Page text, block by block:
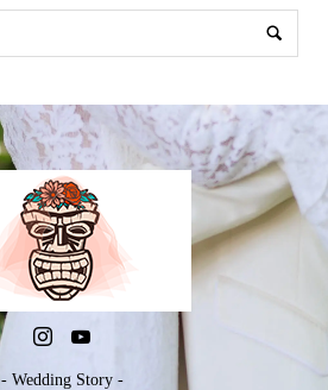
- Wedding Story -